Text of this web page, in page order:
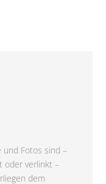
Fotos sind –
oder verlinkt –
dem